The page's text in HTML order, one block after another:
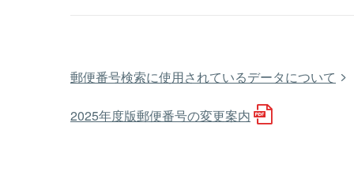
郵便番号検索に使用されているデータについて
2025年度版郵便番号の変更案内